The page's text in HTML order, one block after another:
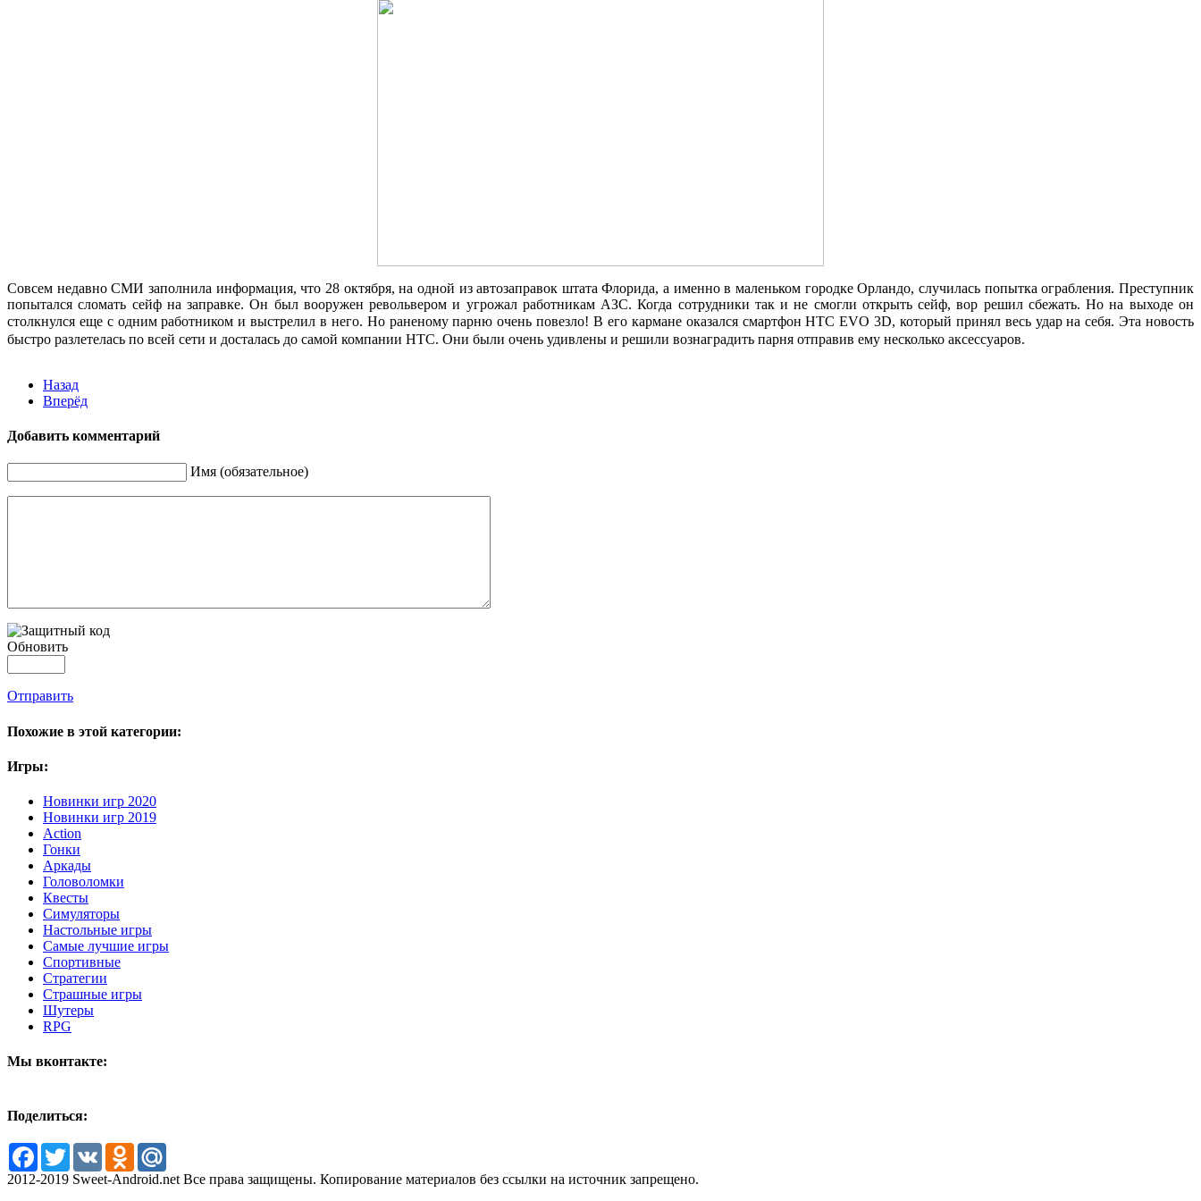
Совсем недавно СМИ заполнила информация, что 28 октября, на одной из автозаправок штата Флорида, а именно в маленьком городке Орландо, случилась попытка ограбления. Преступник
попытался сломать сейф на заправке. Он был вооружен револьвером и угрожал работникам АЗС. Когда сотрудники так и не смогли открыть сейф, вор решил сбежать. Но на выходе он
столкнулся еще с одним работником и выстрелил в него. Но раненому парню очень повезло! В его кармане оказался смартфон HTC EVO 3D, который принял весь удар на себя.Эта новость
быстро разлетелась по всей сети и досталась до самой компании HTC. Они были очень удивлены и решили вознаградить парня отправив ему несколько аксессуаров.
Назад
Вперёд
Добавить комментарий
Имя (обязательное)
Обновить
Отправить
Похожие в этой категории:
Игры:
Новинки игр 2020
Новинки игр 2019
Action
Гонки
Аркады
Головоломки
Квесты
Симуляторы
Настольные игры
Самые лучшие игры
Спортивные
Стратегии
Страшные игры
Шутеры
RPG
Мы вконтакте:
Поделиться:
Facebook
TwitterVK Odnoklassniki
2012-2019 Sweet-Android.net Все права защищены. Копирование материалов без ссылки на источник запрещено.